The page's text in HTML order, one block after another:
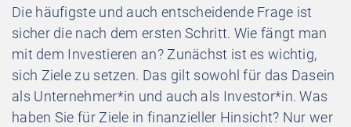
Die häufigste und auch entscheidende Frage ist
sicher die nach dem ersten Schritt. Wie fängt man
mit dem Investieren an? Zunächst ist es wichtig,
sich Ziele zu setzen. Das gilt sowohl für das Dasein
als Unternehmer*in und auch als Investor*in. Was
haben Sie für Ziele in finanzieller Hinsicht? Nur wer